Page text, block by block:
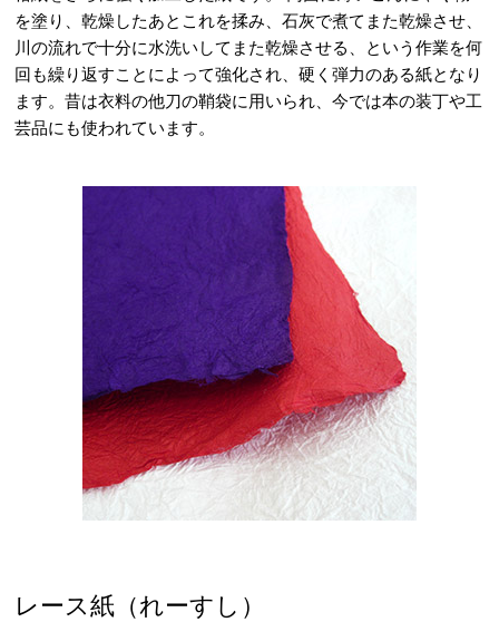
を塗り、乾燥したあとこれを揉み、石灰で煮てまた乾燥させ、
川の流れで十分に水洗いしてまた乾燥させる、という作業を何
回も繰り返すことによって強化され、硬く弾力のある紙となり
ます。昔は衣料の他刀の鞘袋に用いられ、今では本の装丁や工
芸品にも使われています。
レース紙（れーすし）